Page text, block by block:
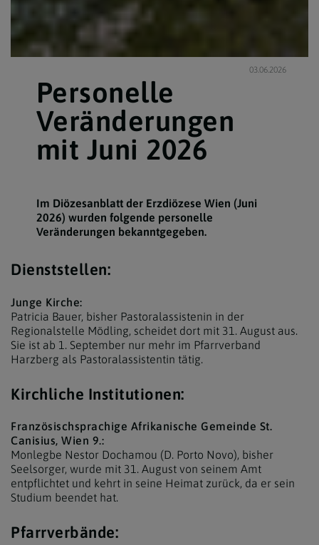
03.06.2026
Personelle
Veränderungen
mit Juni 2026
Im Diözesanblatt der Erzdiözese Wien (Juni
2026) wurden folgende personelle
Veränderungen bekanntgegeben.
Dienststellen:
Junge Kirche:
Patricia Bauer, bisher Pastoralassistenin in der
Regionalstelle Mödling, scheidet dort mit 31. August aus.
Sie ist ab 1. September nur mehr im Pfarrverband
Harzberg als Pastoralassistentin tätig.
Kirchliche Institutionen:
Französischsprachige Afrikanische Gemeinde St.
Canisius, Wien 9.:
Monlegbe Nestor Dochamou (D. Porto Novo), bisher
Seelsorger, wurde mit 31. August von seinem Amt
entpflichtet und kehrt in seine Heimat zurück, da er sein
Studium beendet hat.
Pfarrverbände: